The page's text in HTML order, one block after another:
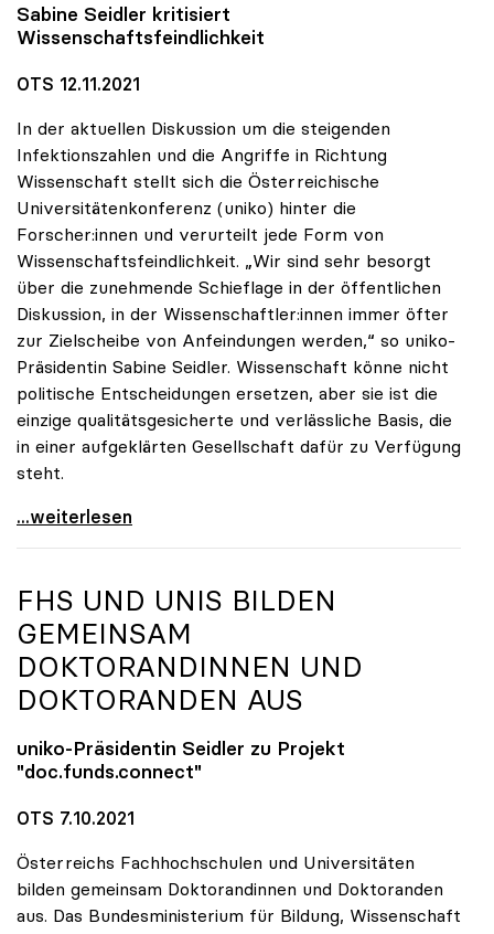
Sabine Seidler kritisiert
Wissenschaftsfeindlichkeit
OTS 12.11.2021
In der aktuellen Diskussion um die steigenden
Infektionszahlen und die Angriffe in Richtung
Wissenschaft stellt sich die Österreichische
Universitätenkonferenz (uniko) hinter die
Forscher:innen und verurteilt jede Form von
Wissenschaftsfeindlichkeit. „Wir sind sehr besorgt
über die zunehmende Schieflage in der öffentlichen
Diskussion, in der Wissenschaftler:innen immer öfter
zur Zielscheibe von Anfeindungen werden,“ so uniko-
Präsidentin Sabine Seidler. Wissenschaft könne nicht
politische Entscheidungen ersetzen, aber sie ist die
einzige qualitätsgesicherte und verlässliche Basis, die
in einer aufgeklärten Gesellschaft dafür zu Verfügung
steht.
uniko stellt sich hinter Forscher:innen
...weiterlesen
FHS UND UNIS BILDEN
GEMEINSAM
DOKTORANDINNEN UND
DOKTORANDEN AUS
uniko-Präsidentin Seidler zu Projekt
"doc.funds.connect"
OTS 7.10.2021
Österreichs Fachhochschulen und Universitäten
bilden gemeinsam Doktorandinnen und Doktoranden
aus. Das Bundesministerium für Bildung, Wissenschaft